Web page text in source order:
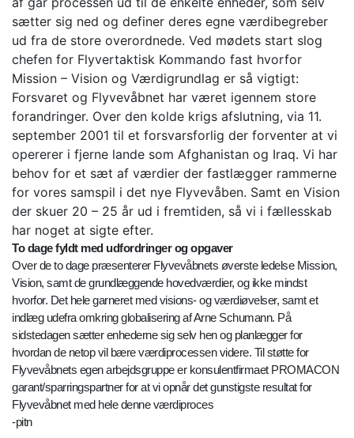
sætter sig ned og definer deres egne værdibegreber
ud fra de store overordnede. Ved mødets start slog
chefen for Flyvertaktisk Kommando fast hvorfor
Mission – Vision og Værdigrundlag er så vigtigt:
Forsvaret og Flyvevåbnet har været igennem store
forandringer. Over den kolde krigs afslutning, via 11.
september 2001 til et forsvarsforlig der forventer at vi
opererer i fjerne lande som Afghanistan og Iraq. Vi har
behov for et sæt af værdier der fastlægger rammerne
for vores samspil i det nye Flyvevåben. Samt en Vision
der skuer 20 – 25 år ud i fremtiden, så vi i fællesskab
har noget at sigte efter.
To dage fyldt med udfordringer og opgaver
Over de to dage præsenterer Flyvevåbnets øverste ledelse Mission,
Vision, samt de grundlæggende hovedværdier, og ikke mindst
hvorfor. Det hele garneret med visions- og værdiøvelser, samt et
indlæg udefra omkring globalisering af Arne Schumann. På
sidstedagen sætter enhederne sig selv hen og planlægger for
hvordan de netop vil bære værdiprocessen videre. Til støtte for
Flyvevåbnets egen arbejdsgruppe er konsulentfirmaet PROMACON
garant/sparringspartner for at vi opnår det gunstigste resultat for
Flyvevåbnet med hele denne værdiproces
-pitn